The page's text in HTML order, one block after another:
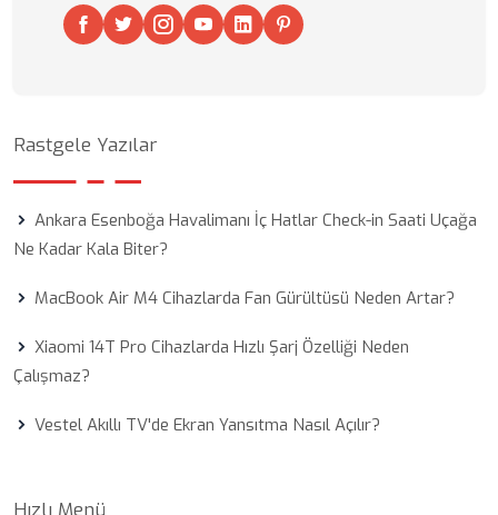
Rastgele Yazılar
Ankara Esenboğa Havalimanı İç Hatlar Check-in Saati Uçağa
Ne Kadar Kala Biter?
MacBook Air M4 Cihazlarda Fan Gürültüsü Neden Artar?
Xiaomi 14T Pro Cihazlarda Hızlı Şarj Özelliği Neden
Çalışmaz?
Vestel Akıllı TV'de Ekran Yansıtma Nasıl Açılır?